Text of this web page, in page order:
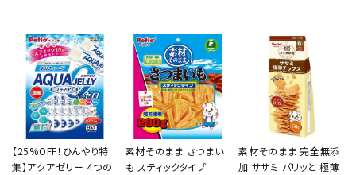
【25%OFF！ひんやり特
集】アクアゼリー 4つの
素材そのまま さつまい
も スティックタイプ
素材そのまま 完全無添
加 ササミ パリッと 極薄